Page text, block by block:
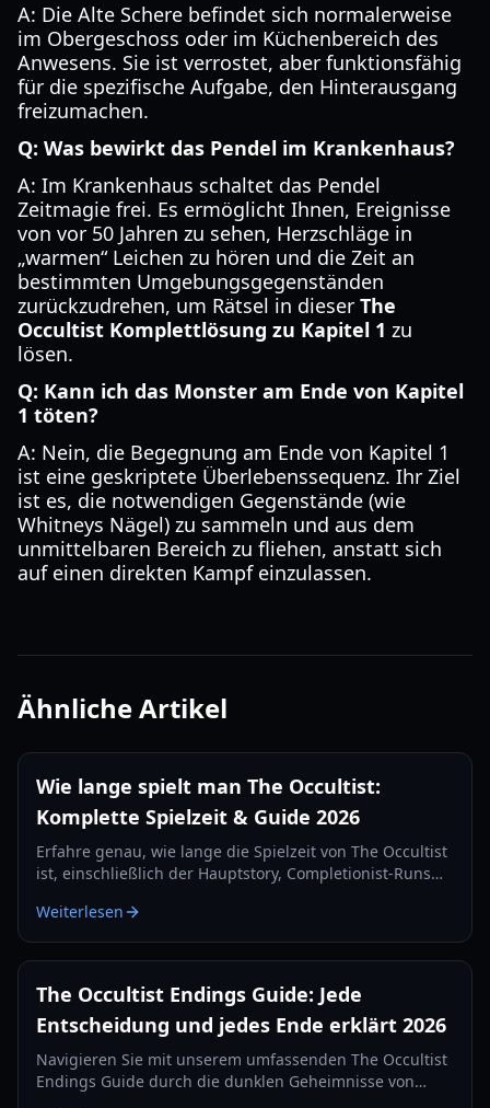
A: Die Alte Schere befindet sich normalerweise
im Obergeschoss oder im Küchenbereich des
Anwesens. Sie ist verrostet, aber funktionsfähig
für die spezifische Aufgabe, den Hinterausgang
freizumachen.
Q: Was bewirkt das Pendel im Krankenhaus?
A: Im Krankenhaus schaltet das Pendel
Zeitmagie frei. Es ermöglicht Ihnen, Ereignisse
von vor 50 Jahren zu sehen, Herzschläge in
„warmen“ Leichen zu hören und die Zeit an
bestimmten Umgebungsgegenständen
zurückzudrehen, um Rätsel in dieser The
Occultist Komplettlösung zu Kapitel 1 zu
lösen.
Q: Kann ich das Monster am Ende von Kapitel
1 töten?
A: Nein, die Begegnung am Ende von Kapitel 1
ist eine geskriptete Überlebenssequenz. Ihr Ziel
ist es, die notwendigen Gegenstände (wie
Whitneys Nägel) zu sammeln und aus dem
unmittelbaren Bereich zu fliehen, anstatt sich
auf einen direkten Kampf einzulassen.
Ähnliche Artikel
Wie lange spielt man The Occultist:
Komplette Spielzeit & Guide 2026
Erfahre genau, wie lange die Spielzeit von The Occultist
ist, einschließlich der Hauptstory, Completionist-Runs
Godstone.
Weiterlesen
The Occultist Endings Guide: Jede
Entscheidung und jedes Ende erklärt 2026
Navigieren Sie mit unserem umfassenden The Occultist
Endings Guide durch die dunklen Geheimnisse von